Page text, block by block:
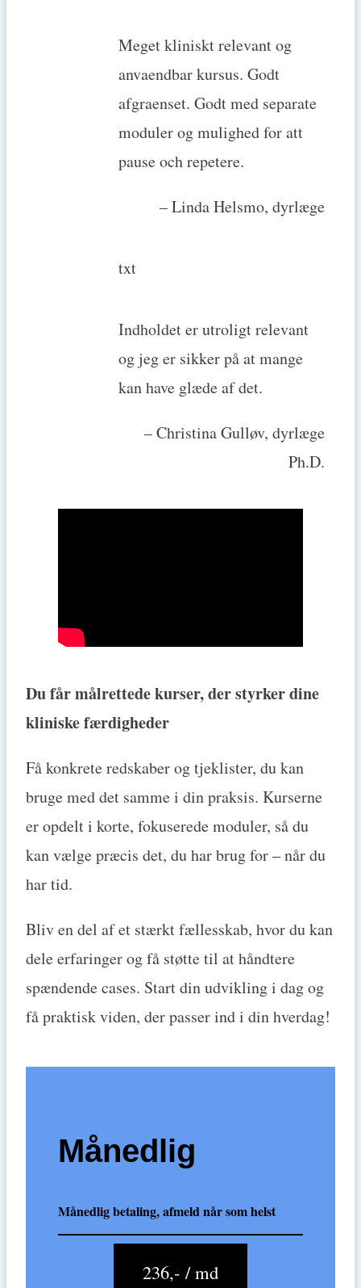
Meget kliniskt relevant og
anvaendbar kursus. Godt
afgraenset. Godt med separate
moduler og mulighed for att
pause och repetere.
– Linda Helsmo, dyrlæge
txt
Indholdet er utroligt relevant
og jeg er sikker på at mange
kan have glæde af det.
– Christina Gulløv, dyrlæge
Ph.D.
Du får målrettede kurser, der styrker dine
kliniske færdigheder
Få konkrete redskaber og tjeklister, du kan
bruge med det samme i din praksis. Kurserne
er opdelt i korte, fokuserede moduler, så du
kan vælge præcis det, du har brug for – når du
har tid.
Bliv en del af et stærkt fællesskab, hvor du kan
dele erfaringer og få støtte til at håndtere
spændende cases. Start din udvikling i dag og
få praktisk viden, der passer ind i din hverdag!
Månedlig
Månedlig betaling, afmeld når som helst
236,- / md